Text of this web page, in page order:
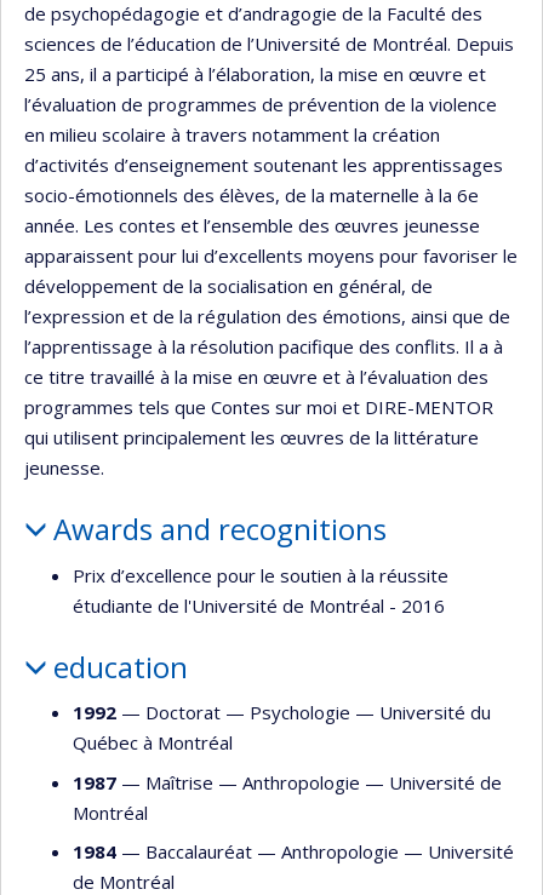
de psychopédagogie et d’andragogie de la Faculté des
sciences de l’éducation de l’Université de Montréal. Depuis
25 ans, il a participé à l’élaboration, la mise en œuvre et
l’évaluation de programmes de prévention de la violence
en milieu scolaire à travers notamment la création
d’activités d’enseignement soutenant les apprentissages
socio-émotionnels des élèves, de la maternelle à la 6e
année. Les contes et l’ensemble des œuvres jeunesse
apparaissent pour lui d’excellents moyens pour favoriser le
développement de la socialisation en général, de
l’expression et de la régulation des émotions, ainsi que de
l’apprentissage à la résolution pacifique des conflits. Il a à
ce titre travaillé à la mise en œuvre et à l’évaluation des
programmes tels que Contes sur moi et DIRE-MENTOR
qui utilisent principalement les œuvres de la littérature
jeunesse.
Awards and recognitions
Prix d’excellence pour le soutien à la réussite
étudiante de l'Université de Montréal - 2016
education
1992 — Doctorat — Psychologie — Université du
Québec à Montréal
1987 — Maîtrise — Anthropologie — Université de
Montréal
1984 — Baccalauréat — Anthropologie — Université
de Montréal